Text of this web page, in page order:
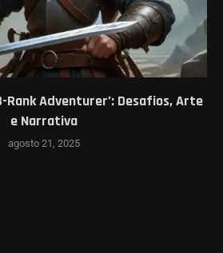
Rank Adventurer’: Desafios, Arte
e Narrativa
agosto 21, 2025